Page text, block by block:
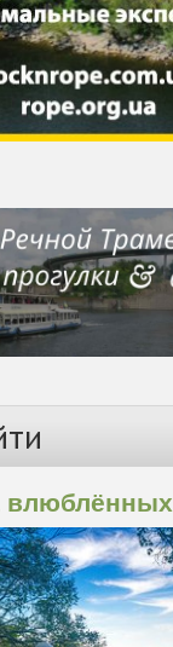
влюблённых